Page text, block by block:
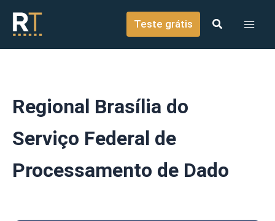
conteúdo
Teste grátis
Regional Brasília do
Serviço Federal de
Processamento de Dado